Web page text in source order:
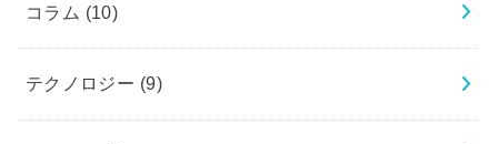
コラム (10)
テクノロジー (9)